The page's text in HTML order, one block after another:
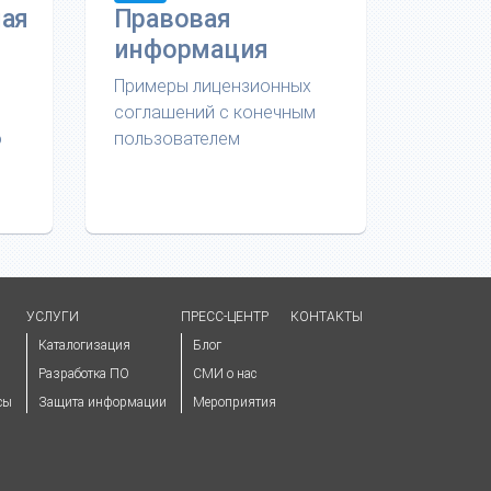
Правовая
информация
Примеры лицензионных
соглашений с конечным
пользователем
УСЛУГИ
Каталогизация
Разработка ПО
Защита информации
ПРЕСС-ЦЕНТР
Блог
СМИ о нас
Мероприятия
КОНТАКТЫ